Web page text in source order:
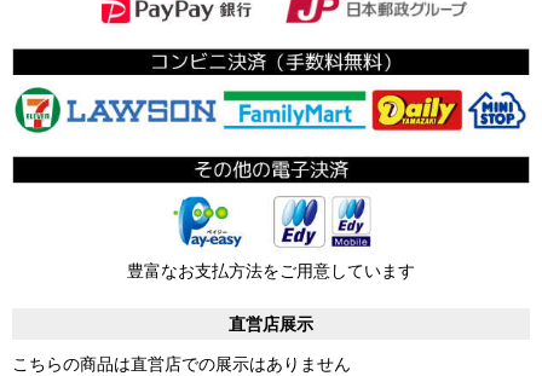
豊富なお支払方法をご用意しています
直営店展示
こちらの商品は直営店での展示はありません